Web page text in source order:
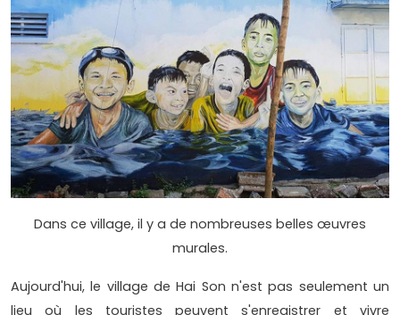
Dans ce village, il y a de nombreuses belles œuvres
murales.
Aujourd'hui, le village de Hai Son n'est pas seulement un
lieu où les touristes peuvent s'enregistrer et vivre